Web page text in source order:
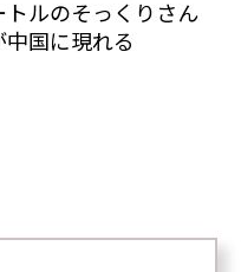
トルのそっくりさん
中国に現れる